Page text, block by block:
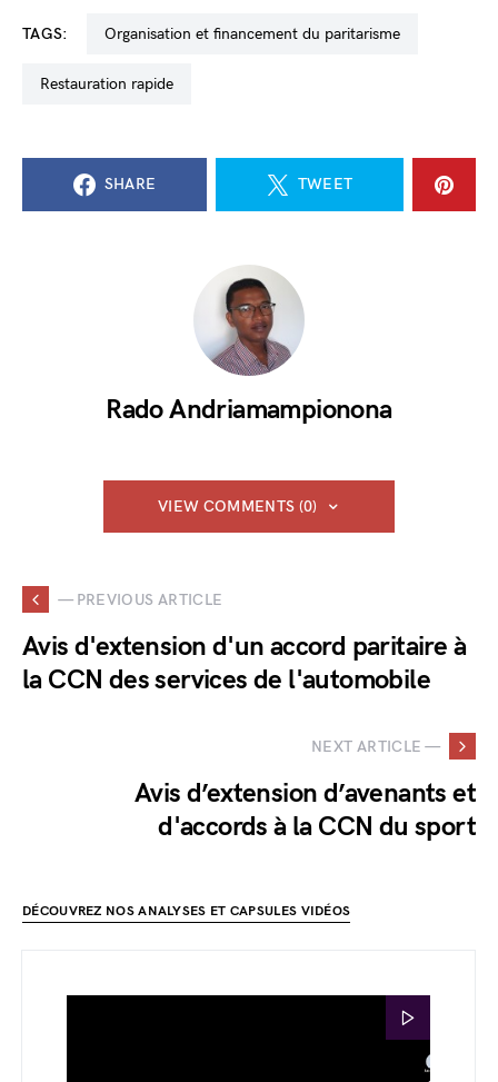
TAGS: organisation et financement du paritarisme
restauration rapide
SHARE TWEET
Rado Andriamampionona
VIEW COMMENTS (0)
— PREVIOUS ARTICLE
Avis d'extension d'un accord paritaire à
la CCN des services de l'automobile
NEXT ARTICLE —
Avis d’extension d’avenants et
d'accords à la CCN du sport
DÉCOUVREZ NOS ANALYSES ET CAPSULES VIDÉOS